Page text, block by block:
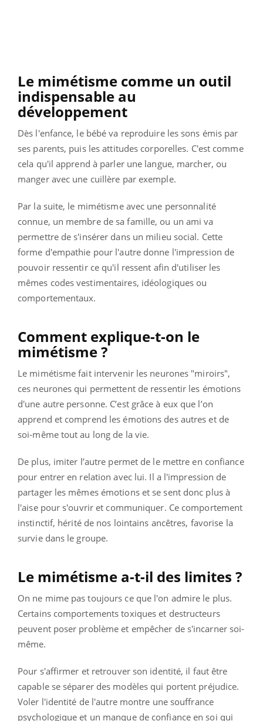
Le mimétisme comme un outil
indispensable au
développement
Dès l'enfance, le bébé va reproduire les sons émis par
ses parents, puis les attitudes corporelles. C'est comme
cela qu'il apprend à parler une langue, marcher, ou
manger avec une cuillère par exemple.
Par la suite, le mimétisme avec une personnalité
connue, un membre de sa famille, ou un ami va
permettre de s'insérer dans un milieu social. Cette
forme d'empathie pour l'autre donne l'impression de
pouvoir ressentir ce qu'il ressent afin d'utiliser les
mêmes codes vestimentaires, idéologiques ou
comportementaux.
Comment explique-t-on le
mimétisme ?
Le mimétisme fait intervenir les neurones "miroirs",
ces neurones qui permettent de ressentir les émotions
d'une autre personne. C’est grâce à eux que l’on
apprend et comprend les émotions des autres et de
soi-même tout au long de la vie.
De plus, imiter l’autre permet de le mettre en confiance
pour entrer en relation avec lui. Il a l'impression de
partager les mêmes émotions et se sent donc plus à
l'aise pour s'ouvrir et communiquer. Ce comportement
instinctif, hérité de nos lointains ancêtres, favorise la
survie dans le groupe.
Le mimétisme a-t-il des limites ?
On ne mime pas toujours ce que l'on admire le plus.
Certains comportements toxiques et destructeurs
peuvent poser problème et empêcher de s'incarner soi-
même.
Pour s'affirmer et retrouver son identité, il faut être
capable se séparer des modèles qui portent préjudice.
Voler l'identité de l'autre montre une souffrance
psychologique et un manque de confiance en soi qui